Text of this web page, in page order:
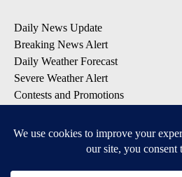
Daily News Update
Breaking News Alert
Daily Weather Forecast
Severe Weather Alert
Contests and Promotions